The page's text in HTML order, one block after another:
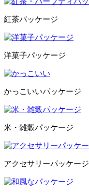
紅茶パッケージ
洋菓子パッケージ
かっこいいパッケージ
米・雑穀パッケージ
アクセサリーパッケージ